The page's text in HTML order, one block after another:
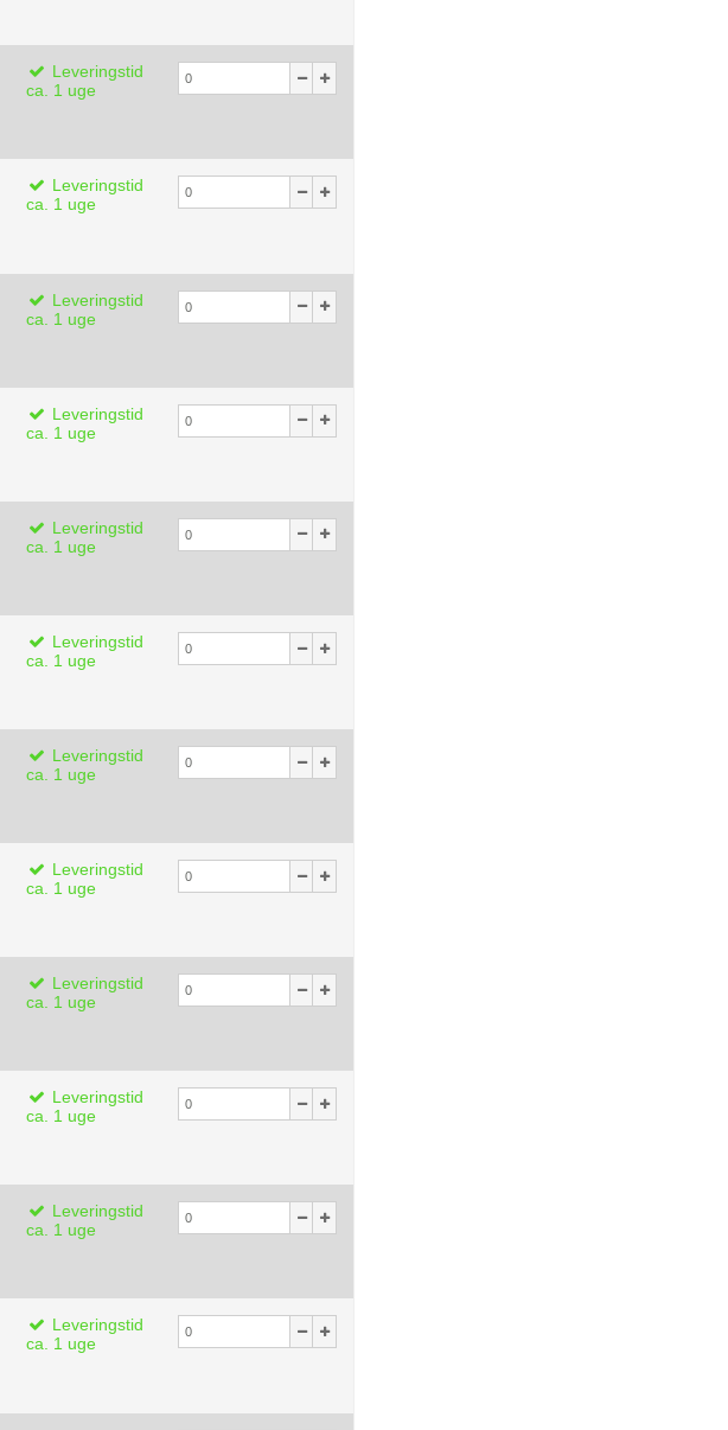
Leveringstid
ca. 1 uge
Leveringstid
ca. 1 uge
Leveringstid
ca. 1 uge
Leveringstid
ca. 1 uge
Leveringstid
ca. 1 uge
Leveringstid
ca. 1 uge
Leveringstid
ca. 1 uge
Leveringstid
ca. 1 uge
Leveringstid
ca. 1 uge
Leveringstid
ca. 1 uge
Leveringstid
ca. 1 uge
Leveringstid
ca. 1 uge